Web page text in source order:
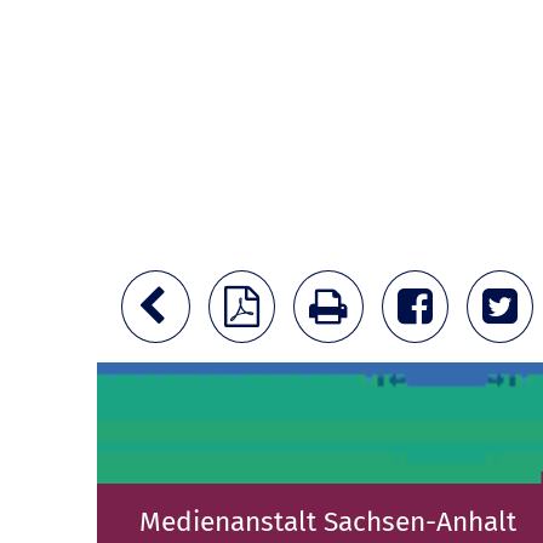
Medienanstalt Sachsen-Anhalt